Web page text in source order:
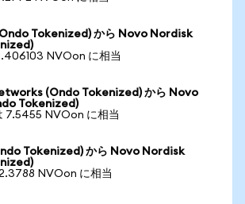
Tokenized) から Novo Nordisk
NVOon に相当
(Ondo Tokenized) から Novo
Tokenized)
7.5455 NVOon に相当
Tokenized) から Novo Nordisk
NVOon に相当